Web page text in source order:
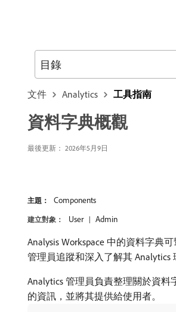
文件 Analytics 工具指南
資料字典概觀
最後更新： 2026年5月9日
主題： Components
建立對象： User Admin
Analysis Workspace 中的資料字典
管理員追蹤和深入了解其 Analytics
Analytics 管理員負責整理關於資料
的資訊，並將其提供給使用者。
目錄